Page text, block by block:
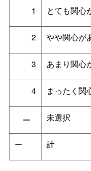
1 とても関心
2 やや関心が
3 あまり関心
4 まったく関
ー 未選択
ー 計